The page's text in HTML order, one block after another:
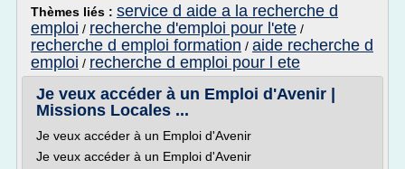
Thèmes liés : service d aide a la recherche d
emploi / recherche d'emploi pour l'ete /
recherche d emploi formation / aide recherche d
emploi / recherche d emploi pour l ete
Je veux accéder à un Emploi d'Avenir |
Missions Locales ...
Je veux accéder à un Emploi d'Avenir
Je veux accéder à un Emploi d'Avenir